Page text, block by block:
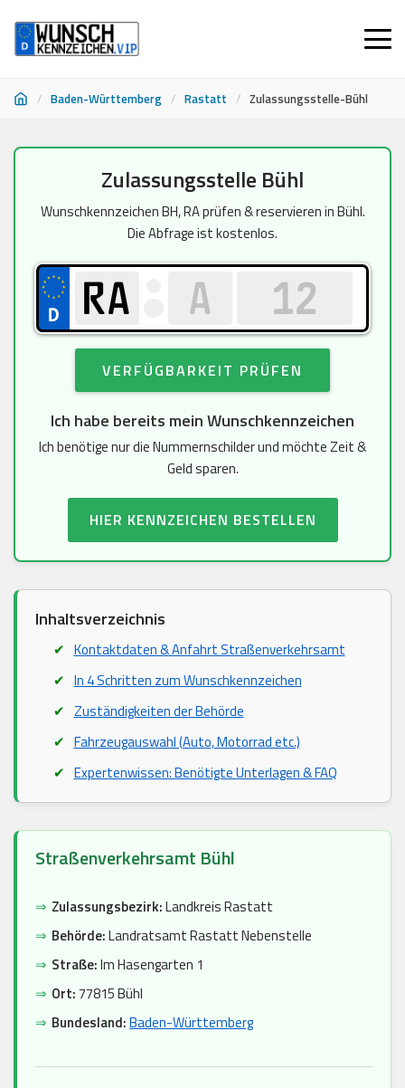
/ Baden-Württemberg / Rastatt / Zulassungsstelle-Bühl
springen
Zulassungsstelle Bühl
Wunschkennzeichen BH, RA prüfen & reservieren in Bühl.
Die Abfrage ist kostenlos.
VERFÜGBARKEIT PRÜFEN
Ich habe bereits mein Wunschkennzeichen
Ich benötige nur die Nummernschilder und möchte Zeit &
Geld sparen.
HIER KENNZEICHEN BESTELLEN
Inhaltsverzeichnis
Kontaktdaten & Anfahrt Straßenverkehrsamt
In 4 Schritten zum Wunschkennzeichen
Zuständigkeiten der Behörde
Fahrzeugauswahl (Auto, Motorrad etc.)
Expertenwissen: Benötigte Unterlagen & FAQ
Straßenverkehrsamt Bühl
⇒ Zulassungsbezirk:Landkreis Rastatt
⇒ Behörde:Landratsamt Rastatt Nebenstelle
⇒ Straße:Im Hasengarten 1
⇒ Ort:77815 Bühl
⇒ Bundesland:Baden-Württemberg